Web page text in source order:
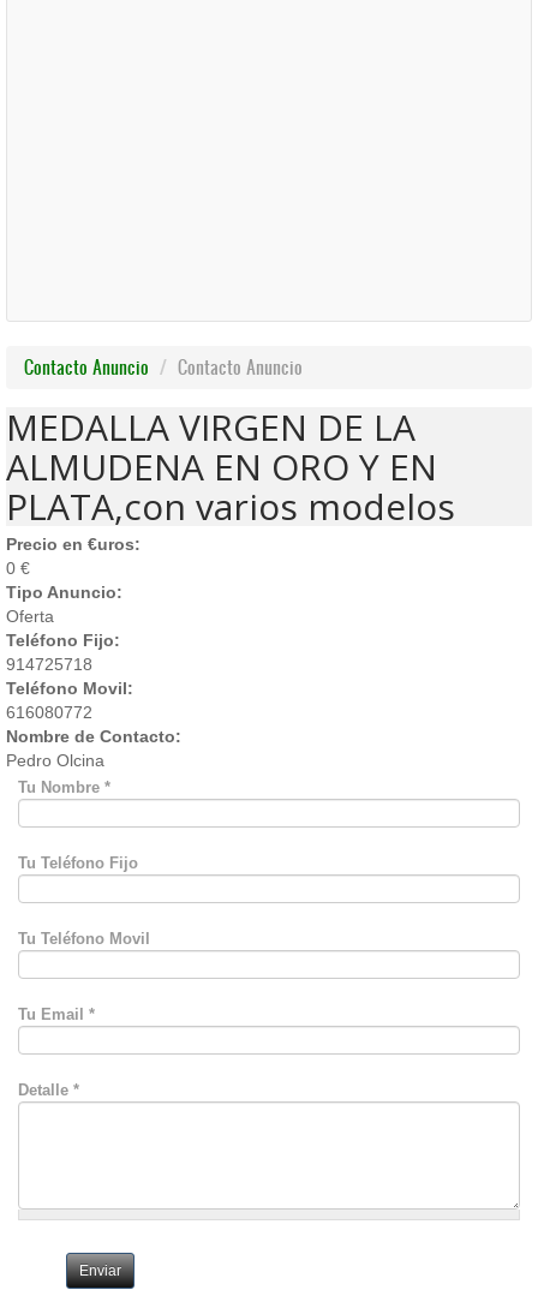
Contacto Anuncio Contacto Anuncio
MEDALLA VIRGEN DE LA
ALMUDENA EN ORO Y EN
PLATA,con varios modelos
Precio en €uros:
0 €
Tipo Anuncio:
Oferta
Teléfono Fijo:
914725718
Teléfono Movil:
616080772
Nombre de Contacto:
Pedro Olcina
Tu Nombre *
Tu Teléfono Fijo
Tu Teléfono Movil
Tu Email *
Detalle *
Enviar